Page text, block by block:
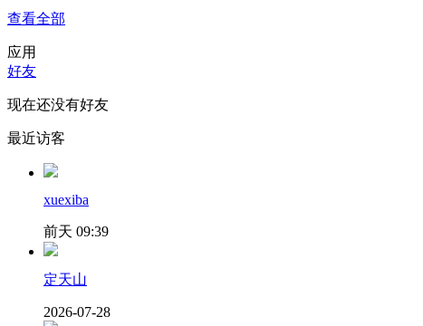
查看全部
应用
好友
现在还没有好友
最近访客
xuexiba
前天 09:39
定天山
2026-07-28